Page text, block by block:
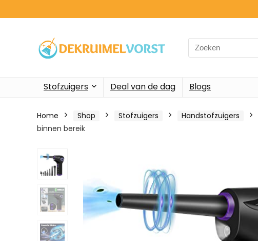
Search
for:
Stofzuigers Deal van de dag Blogs
Home Shop Stofzuigers Handstofzuigers
binnen bereik